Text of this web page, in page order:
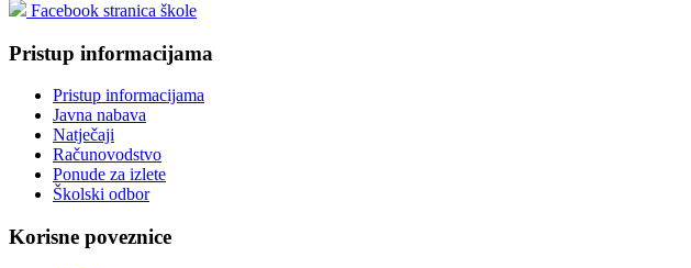
Facebook stranica škole
Pristup informacijama
Pristup informacijama
Javna nabava
Natječaji
Računovodstvo
Ponude za izlete
Školski odbor
Korisne poveznice